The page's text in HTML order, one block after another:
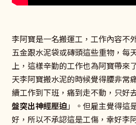
李阿寶是一名搬運工，工作內容不
五金跟水泥袋或磚頭這些重物，每
上，這樣辛勤的工作也為阿寶帶來
天李阿寶搬水泥的時候覺得腰非常
續工作到下班，痛到走不動，只好
盤突出神經壓迫」。但雇主覺得這
好，所以不承認這是工傷，幸好李